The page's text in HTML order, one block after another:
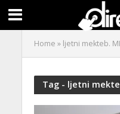
Home » ljetni mekteb.
Tag - ljetni